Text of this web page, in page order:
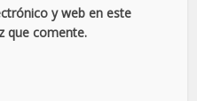
y web en este
que comente.